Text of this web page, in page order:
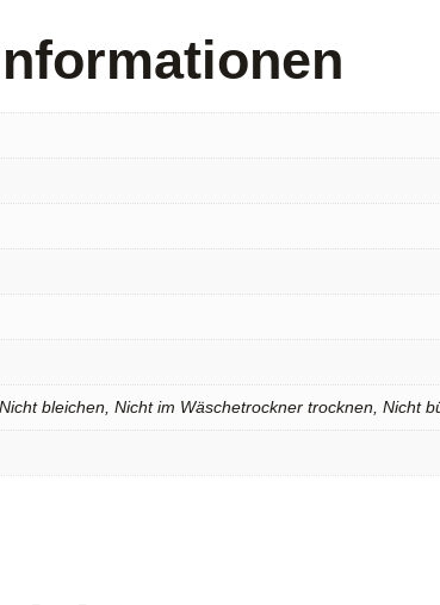
bleichen, Nicht im Wäschetrockner trocknen, Nicht